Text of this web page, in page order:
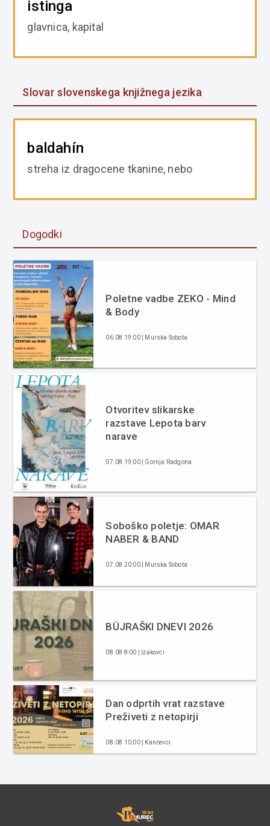
istinga
glavnica, kapital
Slovar slovenskega knjižnega jezika
baldahín
streha iz dragocene tkanine, nebo
Dogodki
Poletne vadbe ZEKO - Mind
& Body
06.08 19:00 | Murska Sobota
Otvoritev slikarske
razstave Lepota barv
narave
07.08 19:00 | Gornja Radgona
Soboško poletje: OMAR
NABER & BAND
07.08 20:00 | Murska Sobota
BÜJRAŠKI DNEVI 2026
08.08 8:00 | Ižakovci
Dan odprtih vrat razstave
Preživeti z netopirji
08.08 10:00 | Kančevci